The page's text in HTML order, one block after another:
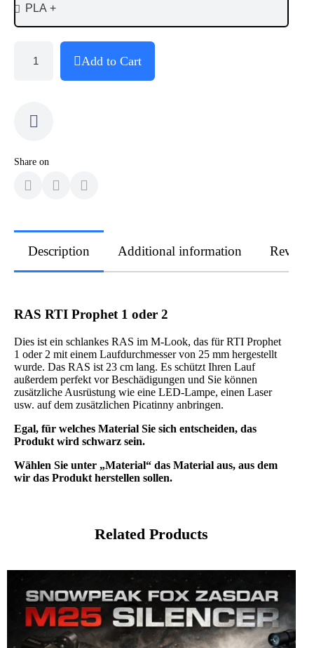
Add to Cart
Share on
Description Additional information
RAS RTI Prophet 1 oder 2
Dies ist ein schlankes RAS im M-Look, das für RTI Prophet
1 oder 2 mit einem Laufdurchmesser von 25 mm hergestellt
wurde. Das RAS ist 23 cm lang. Es schützt Ihren Lauf
außerdem perfekt vor Beschädigungen und Sie können
zusätzliche Ausrüstung wie eine LED-Lampe, einen Laser
usw. auf dem zusätzlichen Picatinny anbringen.
Egal, für welches Material Sie sich entscheiden, das
Produkt wird schwarz sein.
Wählen Sie unter „Material“ das Material aus, aus dem
wir das Produkt herstellen sollen.
Related Products